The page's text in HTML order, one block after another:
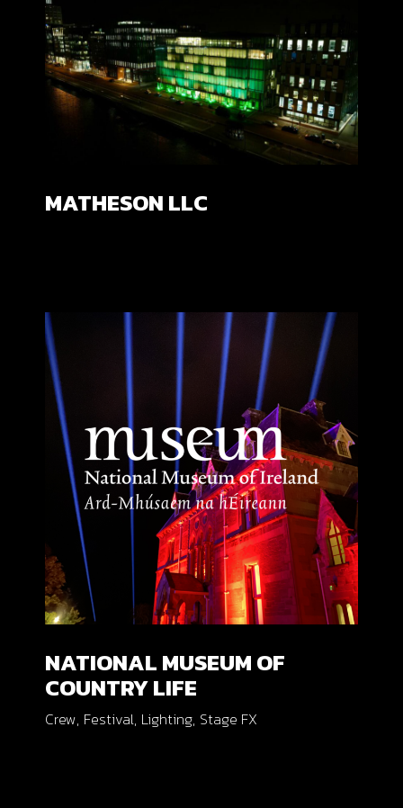
MATHESON LLC
NATIONAL MUSEUM OF
COUNTRY LIFE
Crew Festival Lighting Stage FX